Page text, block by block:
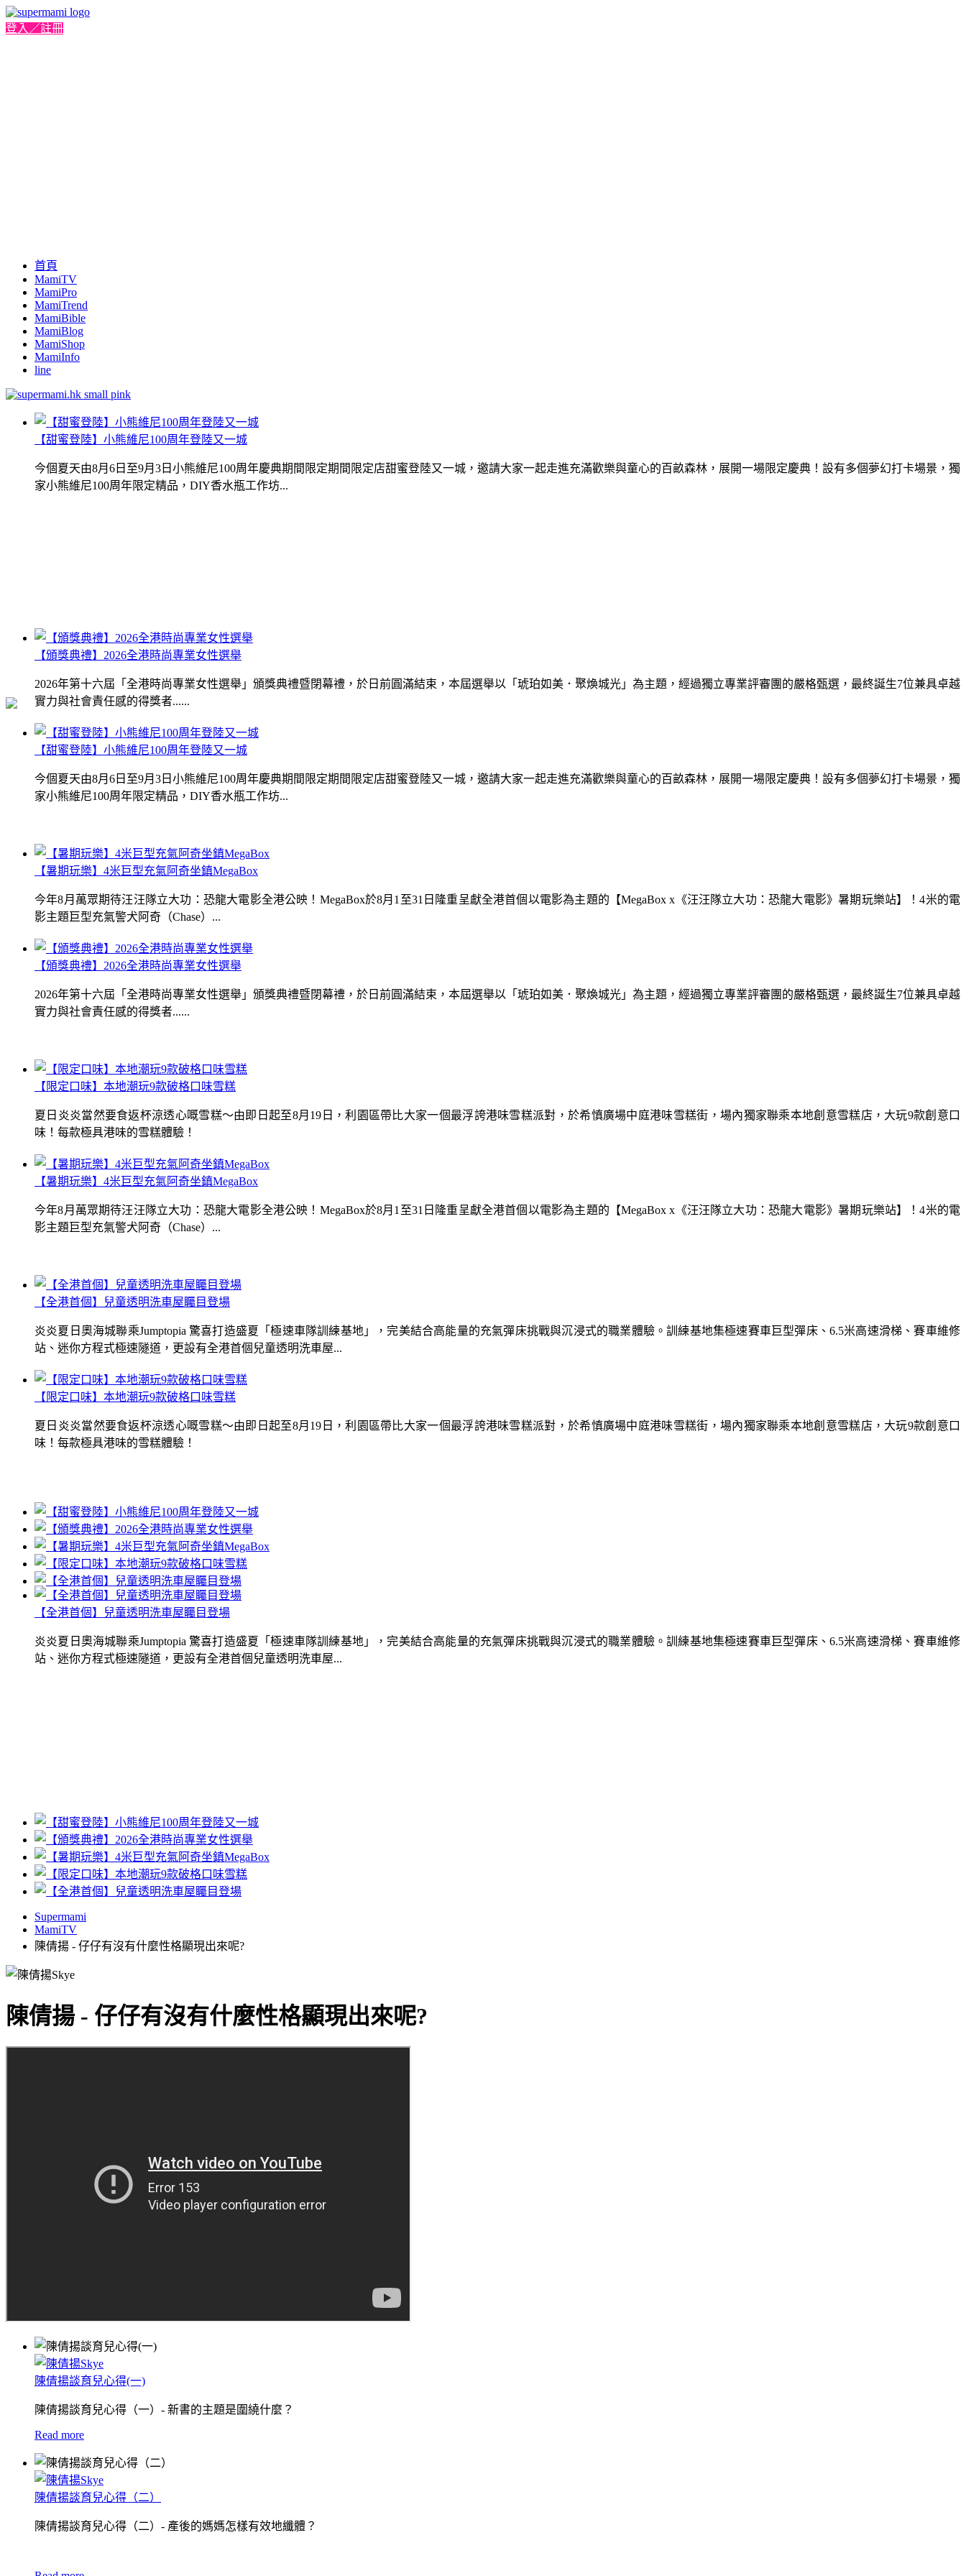
登入／註冊
首頁
MamiTV
MamiPro
MamiTrend
MamiBible
MamiBlog
MamiShop
MamiInfo
line
【甜蜜登陸】小熊維尼100周年登陸又一城
今個夏天由8月6日至9月3日小熊維尼100周年慶典期間限定期間限定店甜蜜登陸又一城，邀請大家一起走進充滿歡樂與童心的百畝森林，展開一場限定慶典！設有多個夢幻打卡場景，獨
家小熊維尼100周年限定精品，DIY香水瓶工作坊...
【頒獎典禮】2026全港時尚專業女性選舉
2026年第十六屆「全港時尚專業女性選舉」頒獎典禮暨閉幕禮，於日前圓滿結束，本屆選舉以「琥珀如美．聚煥城光」為主題，經過獨立專業評審團的嚴格甄選，最終誕生7位兼具卓越
實力與社會責任感的得獎者......
【暑期玩樂】4米巨型充氣阿奇坐鎮MegaBox
今年8月萬眾期待汪汪隊立大功：恐龍大電影全港公映！MegaBox於8月1至31日隆重呈獻全港首個以電影為主題的【MegaBox x《汪汪隊立大功：恐龍大電影》暑期玩樂站】！4米的電
影主題巨型充氣警犬阿奇（Chase）...
【限定口味】本地潮玩9款破格口味雪糕
夏日炎炎當然要食返杯涼透心嘅雪糕～由即日起至8月19日，利園區帶比大家一個最浮誇港味雪糕派對，於希慎廣場中庭港味雪糕街，場內獨家聯乘本地創意雪糕店，大玩9款創意口
味！每款極具港味的雪糕體驗！
【全港首個】兒童透明洗車屋矚目登場
炎炎夏日奧海城聯乘Jumptopia 驚喜打造盛夏「極速車隊訓練基地」，完美結合高能量的充氣彈床挑戰與沉浸式的職業體驗。訓練基地集極速賽車巨型彈床、6.5米高速滑梯、賽車維修
站、迷你方程式極速隧道，更設有全港首個兒童透明洗車屋...
【甜蜜登陸】小熊維尼100周年登陸又一城
今個夏天由8月6日至9月3日小熊維尼100周年慶典期間限定期間限定店甜蜜登陸又一城，邀請大家一起走進充滿歡樂與童心的百畝森林，展開一場限定慶典！設有多個夢幻打卡場景，獨
家小熊維尼100周年限定精品，DIY香水瓶工作坊...
【頒獎典禮】2026全港時尚專業女性選舉
2026年第十六屆「全港時尚專業女性選舉」頒獎典禮暨閉幕禮，於日前圓滿結束，本屆選舉以「琥珀如美．聚煥城光」為主題，經過獨立專業評審團的嚴格甄選，最終誕生7位兼具卓越
實力與社會責任感的得獎者......
【暑期玩樂】4米巨型充氣阿奇坐鎮MegaBox
今年8月萬眾期待汪汪隊立大功：恐龍大電影全港公映！MegaBox於8月1至31日隆重呈獻全港首個以電影為主題的【MegaBox x《汪汪隊立大功：恐龍大電影》暑期玩樂站】！4米的電
影主題巨型充氣警犬阿奇（Chase）...
【限定口味】本地潮玩9款破格口味雪糕
夏日炎炎當然要食返杯涼透心嘅雪糕～由即日起至8月19日，利園區帶比大家一個最浮誇港味雪糕派對，於希慎廣場中庭港味雪糕街，場內獨家聯乘本地創意雪糕店，大玩9款創意口
味！每款極具港味的雪糕體驗！
【全港首個】兒童透明洗車屋矚目登場
炎炎夏日奧海城聯乘Jumptopia 驚喜打造盛夏「極速車隊訓練基地」，完美結合高能量的充氣彈床挑戰與沉浸式的職業體驗。訓練基地集極速賽車巨型彈床、6.5米高速滑梯、賽車維修
站、迷你方程式極速隧道，更設有全港首個兒童透明洗車屋...
Supermami
MamiTV
陳倩揚 - 仔仔有沒有什麼性格顯現出來呢?
陳倩揚 - 仔仔有沒有什麼性格顯現出來呢?
陳倩揚談育兒心得(一)
陳倩揚談育兒心得（一）- 新書的主題是圍繞什麼？
Read more
陳倩揚談育兒心得（二）
陳倩揚談育兒心得（二）- 產後的媽媽怎樣有效地纖體？